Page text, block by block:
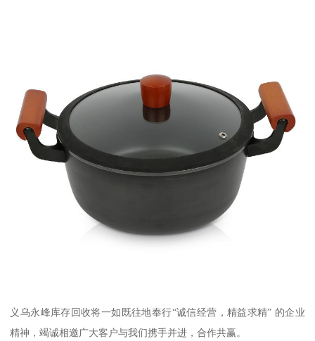
义乌永峰库存回收将一如既往地奉行“诚信经营，精益求精” 的企业
精神，竭诚相邀广大客户与我们携手并进，合作共赢。